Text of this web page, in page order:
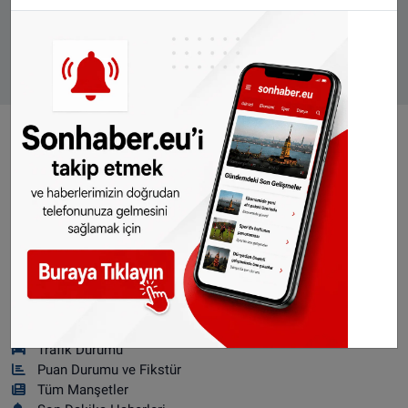
WhatsApp grubumuza abone olun, sonhaber.eu ayrıcalığıyla
haberlerimiz telefonunuza gelsin... Whatsapp numaramız: +31
685 23 25 71
Nöbetçi Eczaneler
Trafik Durumu
Puan Durumu ve Fikstür
Tüm Manşetler
ALGEMENE VOORWAARDEN
CONTACT
Çerez Politikası